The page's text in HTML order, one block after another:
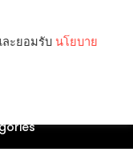
ละยอมรับ นโยบาย